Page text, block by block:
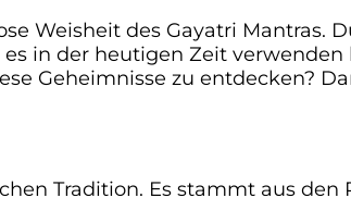
Weisheit des Gayatri Mantras.
in der heutigen Zeit
Geheimnisse zu entdecken?
Tradition. Es stammt aus den